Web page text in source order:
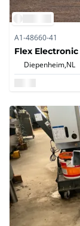
A1-48660-41
Flex Electronic
Diepenheim,NL